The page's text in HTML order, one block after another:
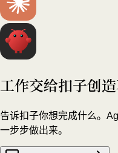
工作交给扣子创
告诉扣子你想完成什么。
一步步做出来。